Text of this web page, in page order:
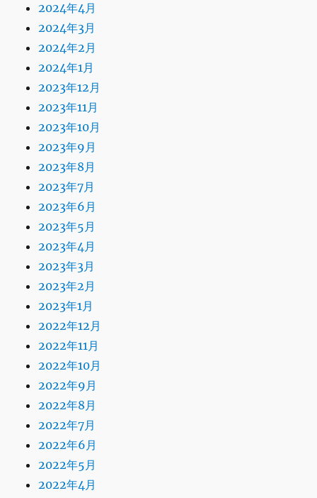
2024年4月
2024年3月
2024年2月
2024年1月
2023年12月
2023年11月
2023年10月
2023年9月
2023年8月
2023年7月
2023年6月
2023年5月
2023年4月
2023年3月
2023年2月
2023年1月
2022年12月
2022年11月
2022年10月
2022年9月
2022年8月
2022年7月
2022年6月
2022年5月
2022年4月